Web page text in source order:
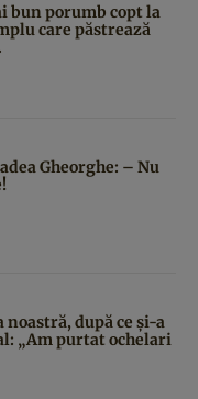
bun porumb copt la
care păstrează
Gheorghe: – Nu
noastră, după ce și-a
„Am purtat ochelari